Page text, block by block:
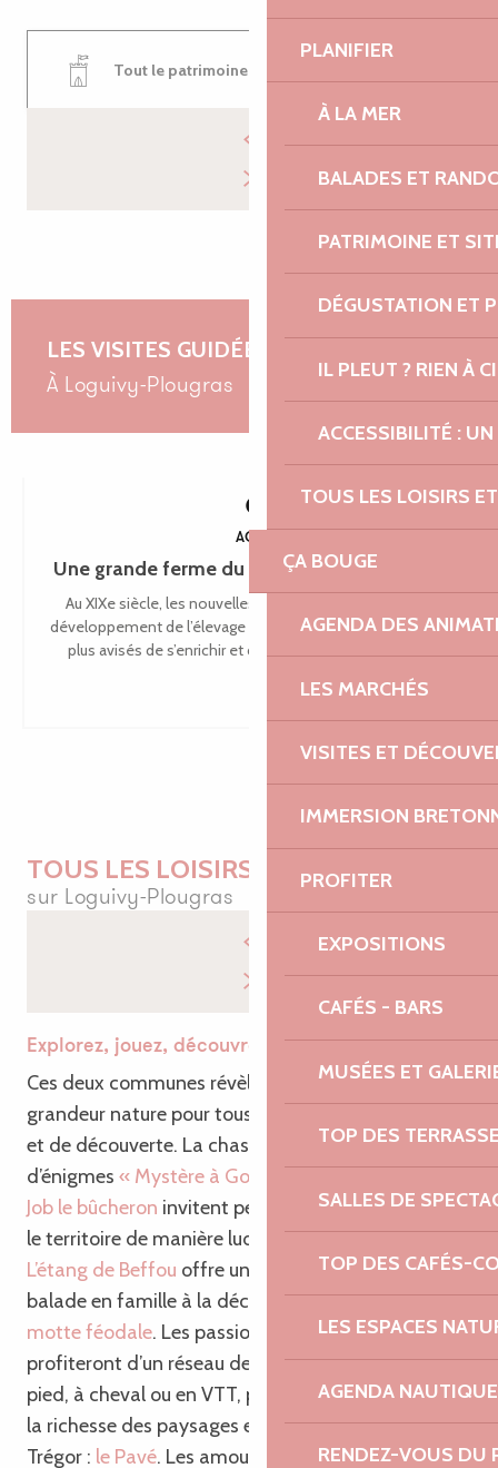
PLANIFIER
À LA MER
BALADES ET
PATRIMOINE ET
DÉGUSTATION ET
IL PLEUT ? RIEN À
ACCESSIBILITÉ :
TOUS LES LOISIRS
ÇA BOUGE
AGENDA DES
LES MARCHÉS
VISITES ET
IMMERSION
PROFITER
EXPOSITIONS
CAFÉS - BARS
MUSÉES ET
TOP DES
SALLES DE
TOP DES CAFÉS-
LES ESPACES
AGENDA NAUTIQUE
RENDEZ-VOUS DU
Tout le patrimoine de Loguivy-Plougras
LES VISITES GUIDÉES
à Loguivy-Plougras
9
AOÛT
Une grande ferme du Trégor - Léguer en fête
Au XIXe siècle, les nouvelles méthodes de cultures et le
développement de l’élevage permettent aux agriculteurs les
plus avisés de s’enrichir et de reconstruire leur habitat....
TOUS LES LOISIRS
sur Loguivy-Plougras
Explorez, jouez, découvrez
Ces deux communes révèlent un terrain de jeu
grandeur nature pour tous les amoureux d’aventure
et de découverte. La chasse aux trésors, le jeu
d’énigmes « Mystère à Goariva »
Job le bûcheron invitent petits et grands à explorer
le territoire de manière ludique et interactive.
L’étang de Beffou offre un cadre bucolique pour une
balade en famille à la découverte de l’imposante
motte féodale. Les passionnés de randonnée
profiteront d’un réseau de sentiers accessibles à
pied, à cheval ou en VTT, permettant de découvrir
la richesse des paysages et le point culminant du
Trégor : le Pavé. Les amoureux du vélo ne seront